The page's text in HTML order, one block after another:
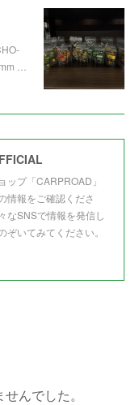
…
ップ「CARPROAD」
情報をご確認くださ
なSNSで情報を発信し
いてみてください。
んでした。